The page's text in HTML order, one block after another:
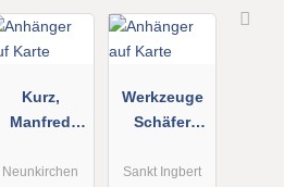
Kurz,
Manfred
Anhängerver
Neunkirchen
Werkzeuge
Schäfer
Schäfer e. K.
Sankt Ingbert